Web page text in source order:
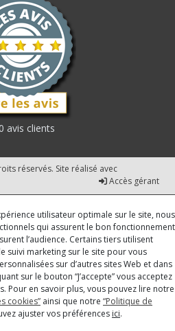
avis clients
réservés. Site réalisé avec
Accès gérant
utilisateur optimale sur le site, nous
qui assurent le bon fonctionnement
l’audience. Certains tiers utilisent
suivi marketing sur le site pour vous
sur d’autres sites Web et dans
sur le bouton “J’accepte” vous acceptez
Pour en savoir plus, vous pouvez lire notre
cookies” ainsi que notre “Politique de
ajuster vos préférences ici.